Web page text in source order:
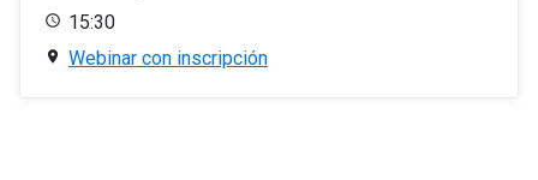
15:30
Webinar con inscripción